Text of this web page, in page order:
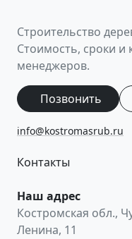
Строительство
Стоимость, сроки и
менеджеров.
Позвонить
info@kostromasrub.ru
Контакты
Наш адрес
Костромская обл.,
Ленина, 11